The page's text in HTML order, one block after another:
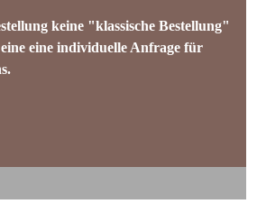
keine "klassische Bestellung"
eine individuelle Anfrage für